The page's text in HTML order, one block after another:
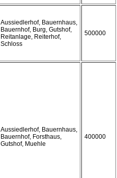
Aussiedlerhof, Bauernhaus,
Bauernhof, Burg, Gutshof,
Reitanlage, Reiterhof,
Schloss
500000
Aussiedlerhof, Bauernhaus,
Bauernhof, Forsthaus,
Gutshof, Muehle
400000